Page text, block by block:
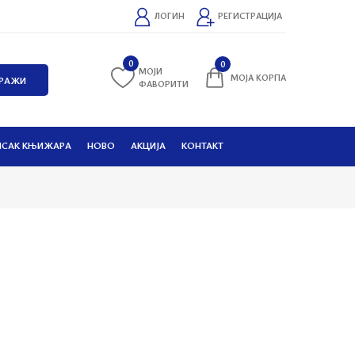
ЛОГИН РЕГИСТРАЦИЈА
0
МОЈИ
ФАВОРИТИ
0
МОЈА КОРПА
КЊИЖАРА НОВО АКЦИЈА КОНТАКТ